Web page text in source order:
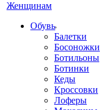
Женщинам
Обувь
Балетки
Босоножки
Ботильоны
Ботинки
Кеды
Кроссовки
Лоферы